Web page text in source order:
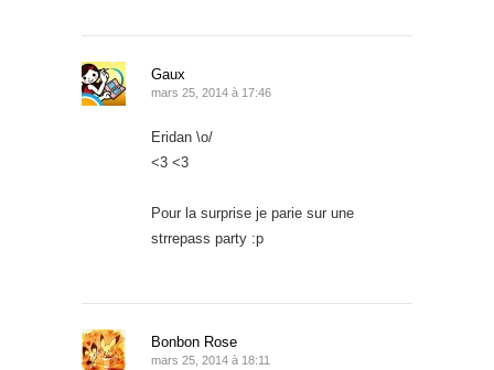
Gaux
mars 25, 2014 à 17:46
Eridan \o/
<3 <3
Pour la surprise je parie sur une
strrepass party :p
Bonbon Rose
mars 25, 2014 à 18:11